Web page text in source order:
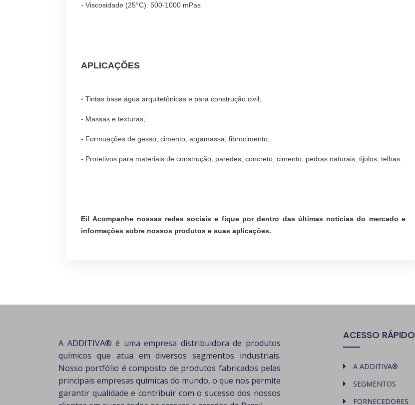
- Viscosidade (25°C): 500-1000 mPas
APLICAÇÕES
- Tintas base água arquitetônicas e para construção civil;
- Massas e texturas;
- Formuações de gesso, cimento, argamassa, fibrocimento;
- Protetivos para materiais de construção, paredes, concreto, cimento, pedras naturais, tijolos, telhas.
Ei! Acompanhe nossas redes sociais e fique por dentro das últimas notícias do mercado e
informações sobre nossos produtos e suas aplicações.
A ADDITIVA® é uma empresa distribuidora de produtos
químicos que atua em diversos segmentos industriais.
Nosso portfólio é composto de produtos fabricados pelas
principais empresas químicas do mundo, o que nos permite
garantir qualidade e contribuir com o sucesso dos nossos
ACESSO RÁPIDO
A ADDITIVA®
SEGMENTOS
FORNECEDORES